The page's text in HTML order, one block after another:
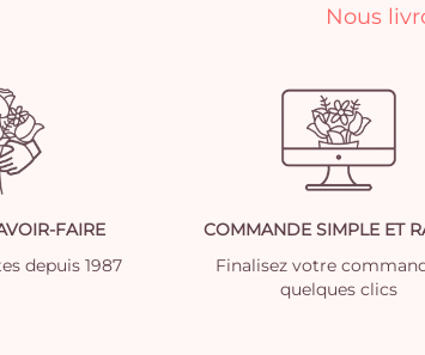
Nous
FAIRE
depuis 1987
COMMANDE SIMPLE ET
Finalisez votre
quelques clics